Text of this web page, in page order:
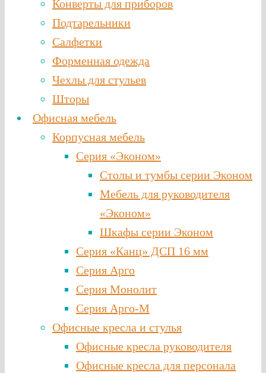
Конверты для приборов
Подтарельники
Салфетки
Форменная одежда
Чехлы для стульев
Шторы
Офисная мебель
Корпусная мебель
Серия «Эконом»
Столы и тумбы серии Эконом
Мебель для руководителя
«Эконом»
Шкафы серии Эконом
Серия «Канц» ДСП 16 мм
Серия Арго
Серия Монолит
Серия Арго-М
Офисные кресла и стулья
Офисные кресла руководителя
Офисные кресла для персонала